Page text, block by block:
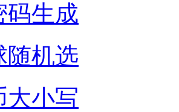
码生成
随机选
大小写